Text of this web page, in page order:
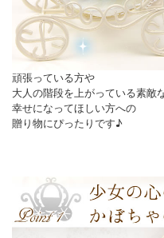
頑張っている方や
大人の階段を上がっている素敵
幸せになってほしい方への
贈り物にぴったりです♪